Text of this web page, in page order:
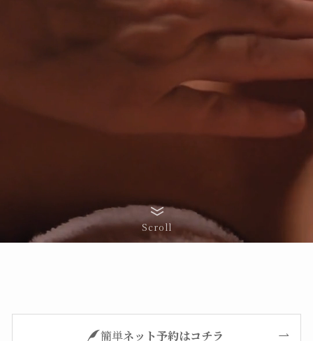
Scroll
簡単ネット予約はコチラ